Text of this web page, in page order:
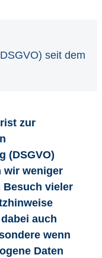
seit dem
zur
(DSGVO)
wir weniger
Besuch vieler
auch
wenn
Daten